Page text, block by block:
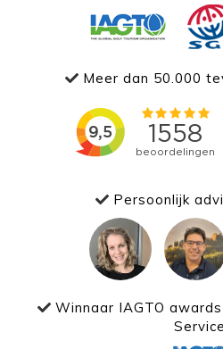
Meer dan 50.000
Persoonlijk
Winnaar IAGTO
Service